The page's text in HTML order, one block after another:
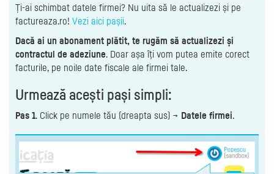
Ți-ai schimbat datele firmei? Nu uita să le actualizezi și pe
factureaza.ro! Vezi aici pașii.
Dacă ai un abonament plătit, te rugăm să actualizezi și
contractul de adeziune. Doar așa îți vom putea emite corect
facturile, pe noile date fiscale ale firmei tale.
Urmează acești pași simpli:
Pas 1. Click pe numele tău (dreapta sus) → Datele firmei.